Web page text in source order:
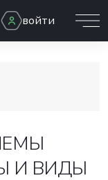
войти
И ВИДЫ